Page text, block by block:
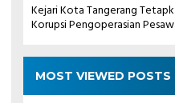
Kejari Kota Tangerang
Korupsi Pengoperasian
MOST VIEWED POSTS